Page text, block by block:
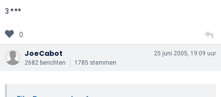
3 ***
0
JoeCabot
2682 berichten 1785 stemmen
25 juni 2005, 19:09 uur